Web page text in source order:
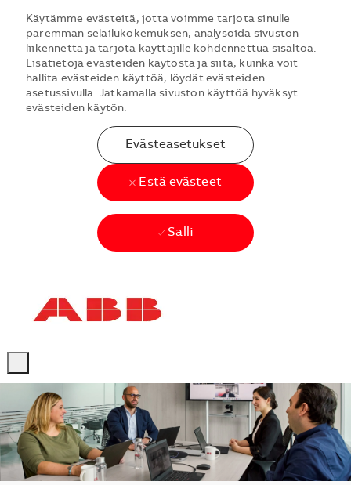
Käytämme evästeitä, jotta voimme tarjota sinulle
paremman selailukokemuksen, analysoida sivuston
liikennettä ja tarjota käyttäjille kohdennettua sisältöä.
Lisätietoja evästeiden käytöstä ja siitä, kuinka voit
hallita evästeiden käyttöä, löydät evästeiden
asetussivulla. Jatkamalla sivuston käyttöä hyväksyt
evästeiden käytön.
Evästeasetukset
Estä evästeet
Salli